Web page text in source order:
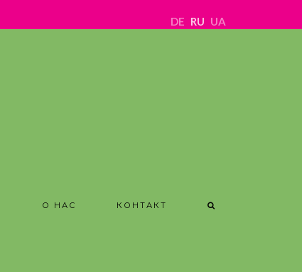
DE RU UA
О НАС КОНТАКТ